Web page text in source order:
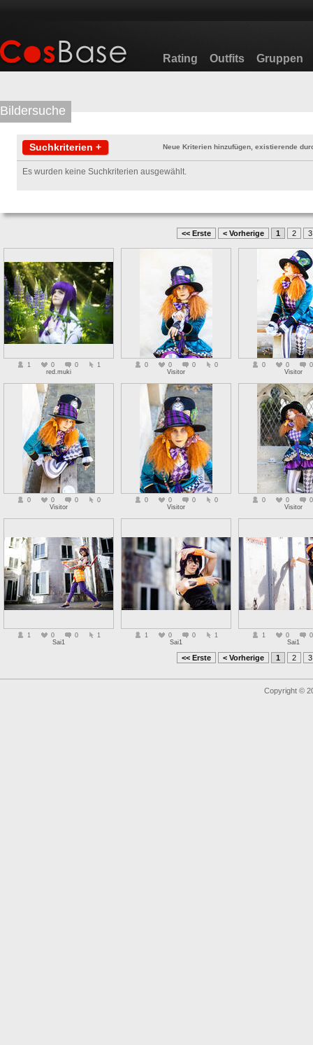
Rating Outfits Gruppen
Bildersuche
Suchkriterien + Neue Kriterien hinzufügen, existierende
Es wurden keine Suchkriterien ausgewählt.
<< Erste < Vorherige 1 2 3
1 0 0
1
red.muki
0 0 0
0
Visitor
0 0
0
Visitor
0 0 0
0
Visitor
0 0 0
0
Visitor
0 0
0
Visitor
1 0 0
1
Sai1
1 0 0
1
Sai1
1 0
0
Sai1
<< Erste < Vorherige 1 2 3
Copyright ©